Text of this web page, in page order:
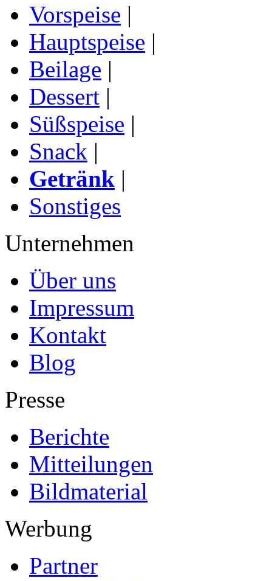
Vorspeise |
Hauptspeise |
Beilage |
Dessert |
Süßspeise |
Snack |
Getränk |
Sonstiges
Unternehmen
Über uns
Impressum
Kontakt
Blog
Presse
Berichte
Mitteilungen
Bildmaterial
Werbung
Partner